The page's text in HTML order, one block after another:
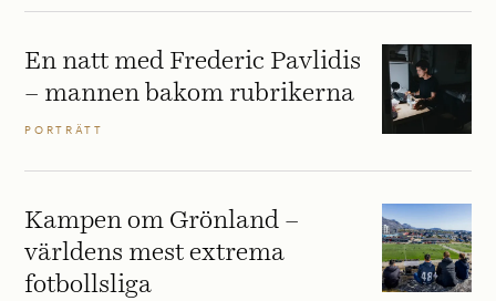
En natt med Frederic Pavlidis
– mannen bakom rubrikerna
PORTRÄTT
Kampen om Grönland –
världens mest extrema
fotbollsliga